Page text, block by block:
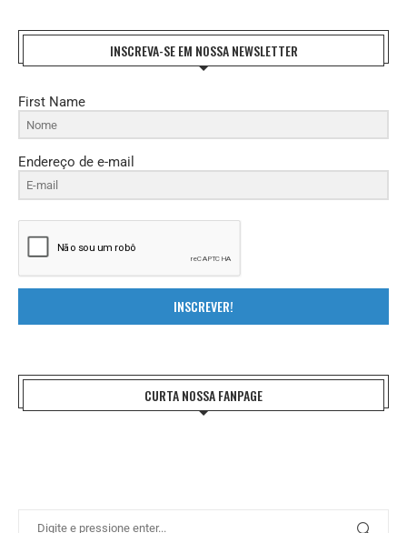
INSCREVA-SE EM NOSSA NEWSLETTER
First Name
Endereço de e-mail
INSCREVER!
CURTA NOSSA FANPAGE